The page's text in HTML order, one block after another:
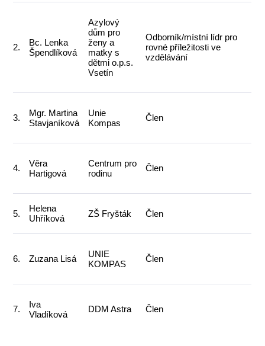
2.
Bc. Lenka
Špendlíková
Azylový
dům pro
ženy a
matky s
dětmi o.p.s.
Vsetín
Odborník/místní lídr pro
rovné příležitosti ve
vzdělávání
3.
Mgr. Martina
Stavjaníková
Unie
Kompas
Člen
4.
Věra
Hartigová
Centrum pro
rodinu
Člen
5.
Helena
Uhříková
ZŠ Fryšták Člen
6. Zuzana Lisá
UNIE
KOMPAS
Člen
7.
Iva
Vladíková
DDM Astra Člen